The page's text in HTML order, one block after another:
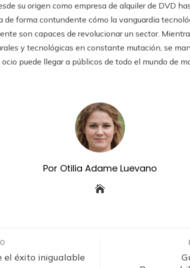
su origen como empresa de alquiler de DVD
de forma contundente cómo la vanguardia
son capaces de revolucionar un sector.
y tecnológicas en constante mutación, se
puede llegar a públicos de todo el mundo de
Por Otilia Adame Luevano
el éxito inigualable